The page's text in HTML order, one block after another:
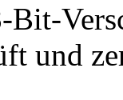
Bit-
und